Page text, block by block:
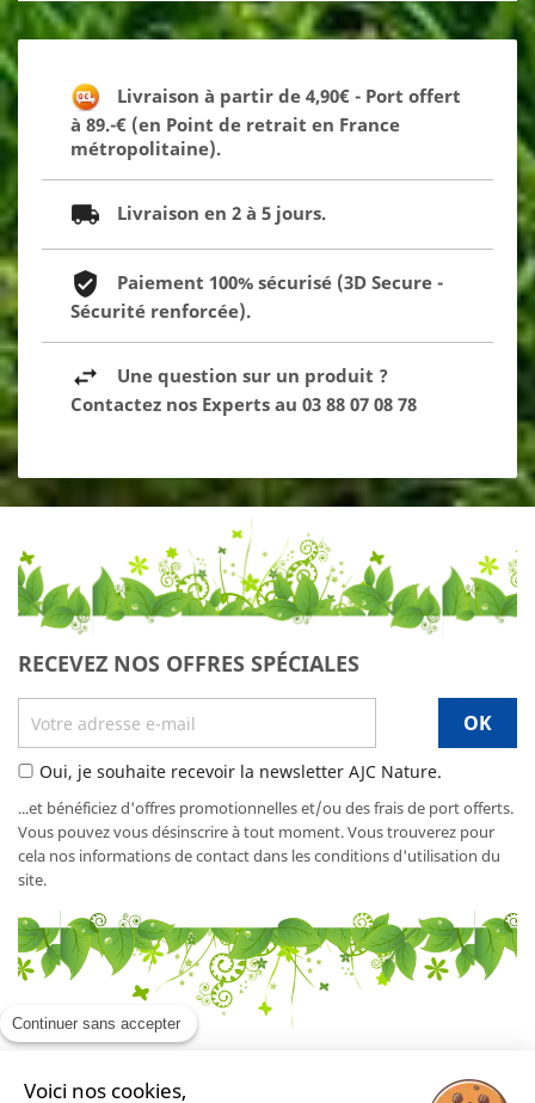
Continuer sans accepter
Voici nos cookies,
Livraison à partir de 4,90€ - Port offert
à 89.-€ (en Point de retrait en France
métropolitaine).
Livraison en 2 à 5 jours.
Paiement 100% sécurisé (3D Secure -
Sécurité renforcée).
Une question sur un produit ?
Contactez nos Experts au 03 88 07 08 78
RECEVEZ NOS OFFRES SPÉCIALES
Oui, je souhaite recevoir la newsletter AJC Nature.
...et bénéficiez d'offres promotionnelles et/ou des frais de port offerts.
Vous pouvez vous désinscrire à tout moment. Vous trouverez pour
cela nos informations de contact dans les conditions d'utilisation du
site.